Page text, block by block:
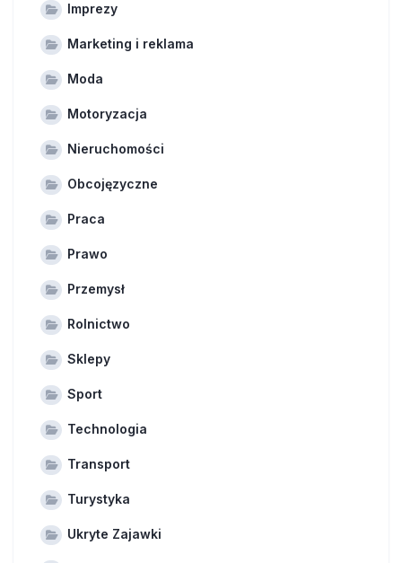
Imprezy
Marketing i reklama
Moda
Motoryzacja
Nieruchomości
Obcojęzyczne
Praca
Prawo
Przemysł
Rolnictwo
Sklepy
Sport
Technologia
Transport
Turystyka
Ukryte Zajawki